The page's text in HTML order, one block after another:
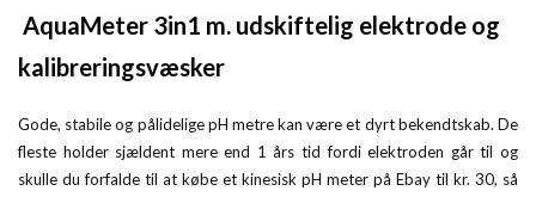
AquaMeter 3in1 m. udskiftelig elektrode og
kalibreringsvæsker
Gode, stabile og pålidelige pH metre kan være et dyrt bekendtskab. De
fleste holder sjældent mere end 1 års tid fordi elektroden går til og
skulle du forfalde til at købe et kinesisk pH meter på Ebay til kr. 30, så